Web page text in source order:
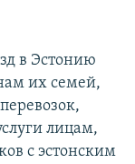
в Эстонию
их семей,
лицам,
с эстонским